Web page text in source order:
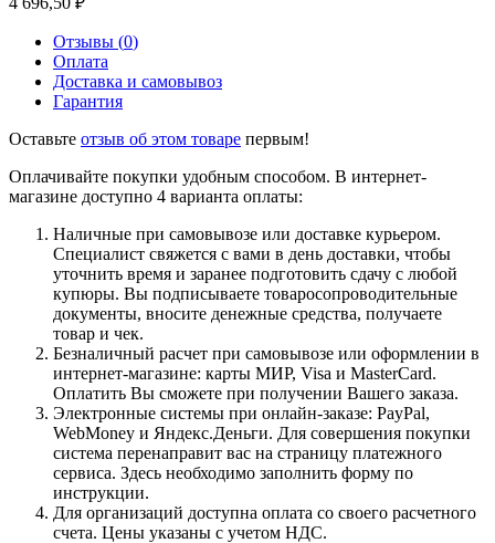
Отзывы (0)
Оплата
Доставка и самовывоз
Гарантия
Оставьте отзыв об этом товаре первым!
Оплачивайте покупки удобным способом. В интернет-
магазине доступно 4 варианта оплаты:
Наличные при самовывозе или доставке курьером.
Специалист свяжется с вами в день доставки, чтобы
уточнить время и заранее подготовить сдачу с любой
купюры. Вы подписываете товаросопроводительные
документы, вносите денежные средства, получаете
товар и чек.
Безналичный расчет при самовывозе или оформлении в
интернет-магазине: карты МИР, Visa и MasterCard.
Оплатить Вы сможете при получении Вашего заказа.
Электронные системы при онлайн-заказе: PayPal,
WebMoney и Яндекс.Деньги. Для совершения покупки
система перенаправит вас на страницу платежного
сервиса. Здесь необходимо заполнить форму по
инструкции.
Для организаций доступна оплата со своего расчетного
счета. Цены указаны с учетом НДС.